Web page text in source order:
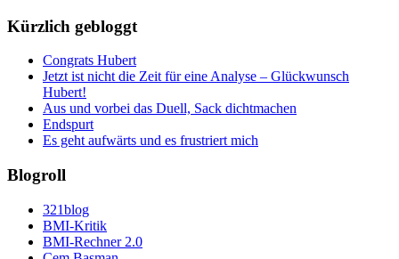
Kürzlich gebloggt
Congrats Hubert
Jetzt ist nicht die Zeit für eine Analyse – Glückwunsch
Hubert!
Aus und vorbei das Duell, Sack dichtmachen
Endspurt
Es geht aufwärts und es frustriert mich
Blogroll
321blog
BMI-Kritik
BMI-Rechner 2.0